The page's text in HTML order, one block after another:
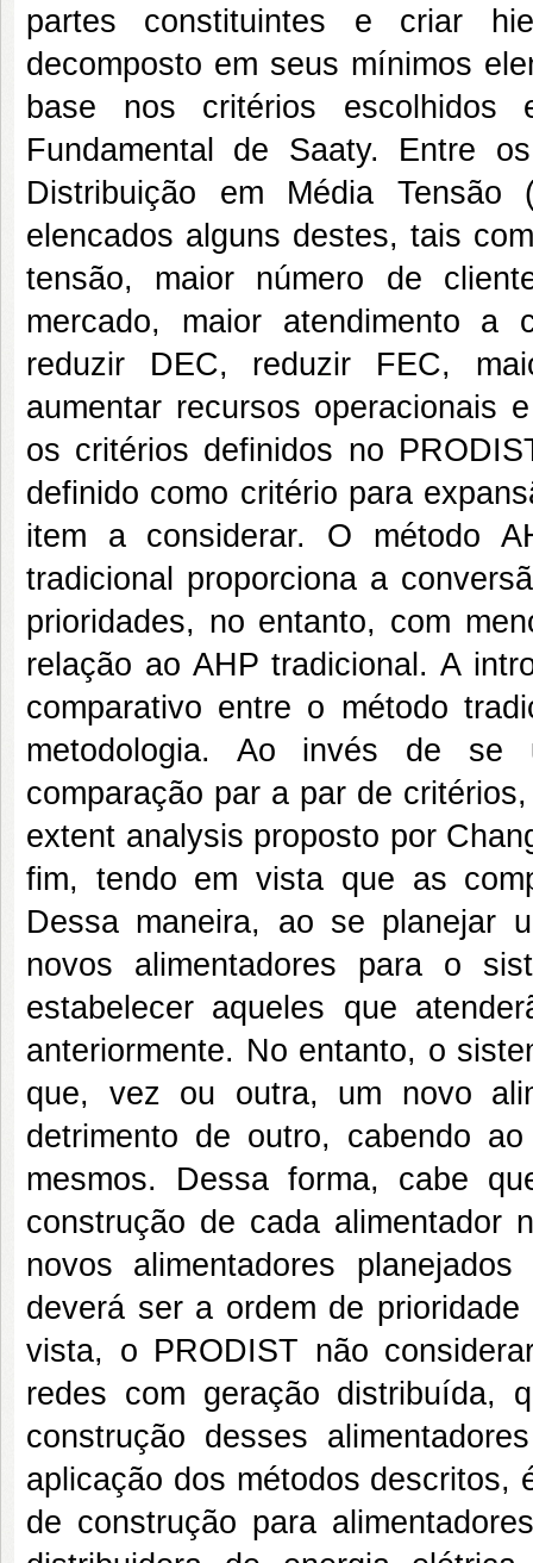
partes constituintes e criar
decomposto em seus mínimos
base nos critérios escolhidos
Fundamental de Saaty. Entre
Distribuição em Média Tensão
elencados alguns destes, tais
tensão, maior número de
mercado, maior atendimento a
reduzir DEC, reduzir FEC,
aumentar recursos operacionais
os critérios definidos no
definido como critério para
item a considerar. O método
tradicional proporciona a
prioridades, no entanto, com
relação ao AHP tradicional. A
comparativo entre o método
metodologia. Ao invés de se
comparação par a par de
extent analysis proposto por
fim, tendo em vista que as
Dessa maneira, ao se planejar
novos alimentadores para o
estabelecer aqueles que
anteriormente. No entanto, o
que, vez ou outra, um novo
detrimento de outro, cabendo
mesmos. Dessa forma, cabe
construção de cada alimentador
novos alimentadores
deverá ser a ordem de
vista, o PRODIST não
redes com geração distribuída,
construção desses
aplicação dos métodos descritos,
de construção para